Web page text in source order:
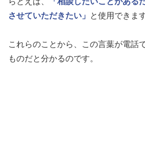
させていただきたい」
と使用できます
これらのことから、この言葉が電話
ものだと分かるのです。